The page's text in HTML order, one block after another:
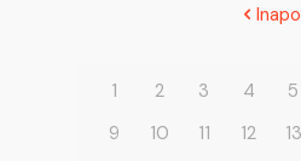
1 2 3 4 5
9
10 11 12 13